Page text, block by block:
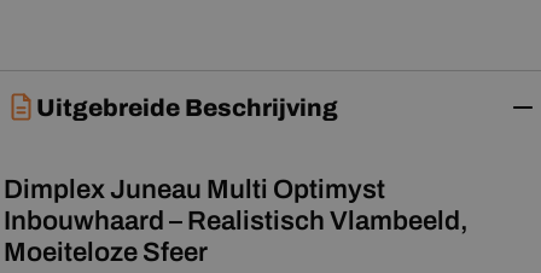
Uitgebreide Beschrijving
Dimplex Juneau Multi Optimyst
Inbouwhaard – Realistisch Vlambeeld,
Moeiteloze Sfeer